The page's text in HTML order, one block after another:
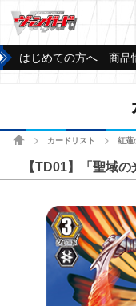
はじめての方へ 商品
ホームカードリスト 紅蓮
【TD01】「聖域